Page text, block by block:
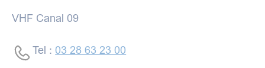
VHF Canal 09
Tel :03 28 63 23 00